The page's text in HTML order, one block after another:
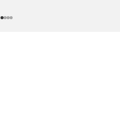
Gehe zu Element 1
Gehe zu Element 2
Gehe zu Element 3
Gehe zu Element 4